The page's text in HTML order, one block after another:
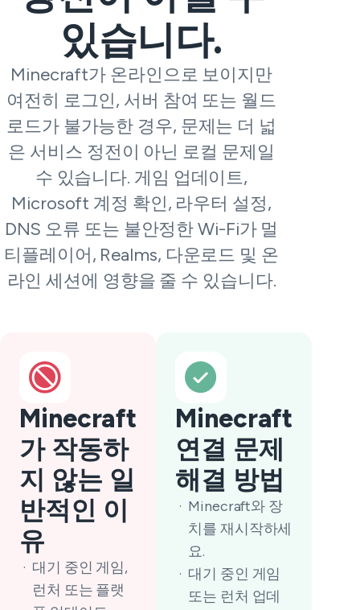
있습니다.
Minecraft가 온라인으로 보이지만
여전히 로그인, 서버 참여 또는 월드
로드가 불가능한 경우, 문제는 더 넓
은 서비스 정전이 아닌 로컬 문제일
수 있습니다. 게임 업데이트,
Microsoft 계정 확인, 라우터 설정,
DNS 오류 또는 불안정한 Wi-Fi가 멀
티플레이어, Realms, 다운로드 및 온
라인 세션에 영향을 줄 수 있습니다.
Minecraft
가 작동하
지 않는 일
반적인 이
유
대기 중인 게임,
런처 또는 플랫
Minecraft
연결 문제
해결 방법
Minecraft와 장
치를 재시작하세
요.
대기 중인 게임
또는 런처 업데